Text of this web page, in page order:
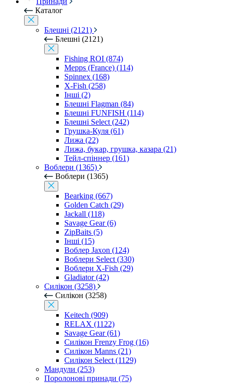
Каталог
Блешні (2121)
Блешні (2121)
Fishing ROI (874)
Mepps (France) (114)
Spinnex (168)
X-Fish (258)
Інші (2)
Блешні Flagman (84)
Блешні FUNFISH (114)
Блешні Select (242)
Грушка-Куля (61)
Лижа (22)
Лижа, букар, грушка, казара (21)
Тейл-спіннер (161)
Воблери (1365)
Воблери (1365)
Bearking (667)
Golden Catch (29)
Jackall (118)
Savage Gear (6)
ZipBaits (5)
Інші (15)
Воблер Jaxon (124)
Воблери Select (330)
Воблери X-Fish (29)
Gladiator (42)
Силікон (3258)
Силікон (3258)
Keitech (909)
RELAX (1122)
Savage Gear (61)
Силікон Frenzy Frog (16)
Силікон Manns (21)
Силікон Select (1129)
Мандули (253)
Поролонові принади (75)